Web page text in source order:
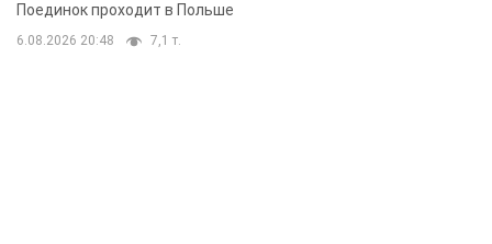
Поединок проходит в Польше
6.08.2026 20:48 7,1 т.